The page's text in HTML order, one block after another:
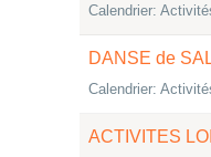
Calendrier:
DANSE de
Calendrier:
ACTIVITES